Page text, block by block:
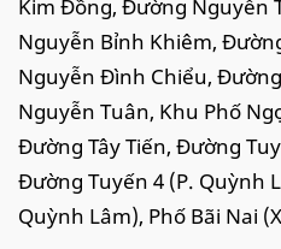
Kim Đồng, Đường Nguyễn
Nguyễn Bỉnh Khiêm,
Nguyễn Đình Chiểu,
Nguyễn Tuân, Khu Phố
Đường Tây Tiến, Đường
Đường Tuyến 4 (P. Quỳnh
Quỳnh Lâm), Phố Bãi Nai